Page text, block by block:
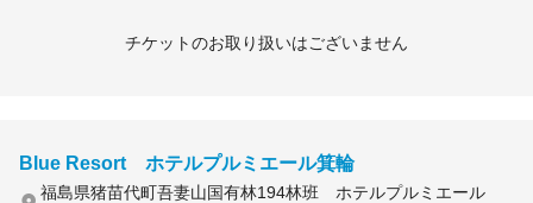
チケットのお取り扱いはございません
Blue Resort ホテルプルミエール箕輪
福島県猪苗代町吾妻山国有林194林班 ホテルプルミエール